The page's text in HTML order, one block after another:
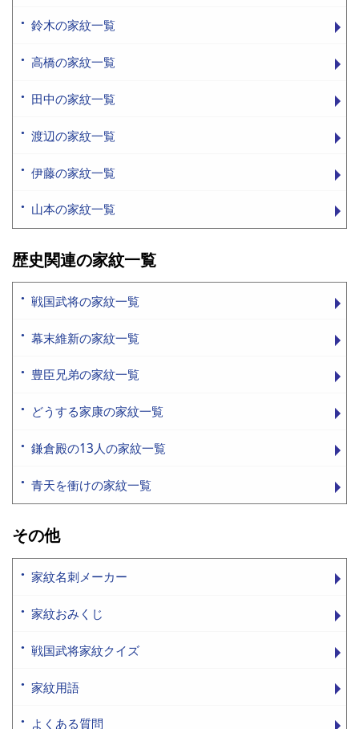
鈴木の家紋一覧
高橋の家紋一覧
田中の家紋一覧
渡辺の家紋一覧
伊藤の家紋一覧
山本の家紋一覧
歴史関連の家紋一覧
戦国武将の家紋一覧
幕末維新の家紋一覧
豊臣兄弟の家紋一覧
どうする家康の家紋一覧
鎌倉殿の13人の家紋一覧
青天を衝けの家紋一覧
その他
家紋名刺メーカー
家紋おみくじ
戦国武将家紋クイズ
家紋用語
よくある質問